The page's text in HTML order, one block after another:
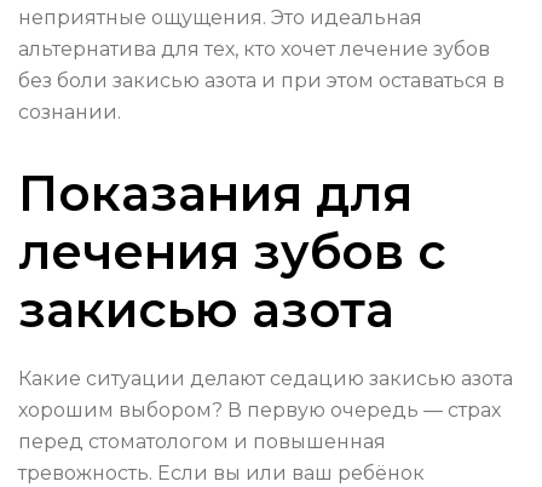
неприятные ощущения. Это идеальная
альтернатива для тех, кто хочет лечение зубов
без боли закисью азота и при этом оставаться в
сознании.
Показания для
лечения зубов с
закисью азота
Какие ситуации делают седацию закисью азота
хорошим выбором? В первую очередь — страх
перед стоматологом и повышенная
тревожность. Если вы или ваш ребёнок